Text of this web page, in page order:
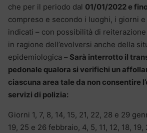
che per il periodo dal 01/01/2022 e
compreso e secondo i luoghi, i giorni
indicati – con possibilità di
in ragione dell’evolversi anche della
epidemiologica – Sarà interrotto il
pedonale qualora si verifichi un
ciascuna area tale da non consentire
servizi di polizia:
Giorni 1, 7, 8, 14, 15, 21, 22, 28 e 29
19, 25 e 26 febbraio, 4, 5, 11, 12, 18,